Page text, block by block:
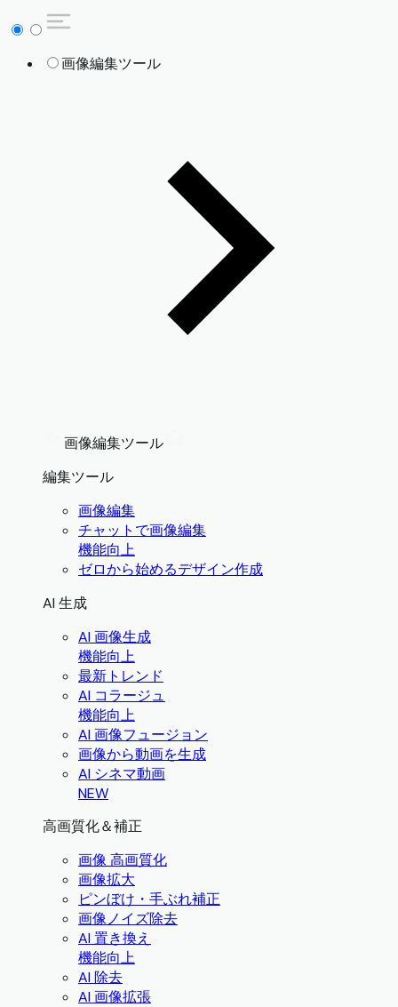
画像編集ツール
画像編集ツール
編集ツール
画像編集
チャットで画像編集
機能向上
ゼロから始めるデザイン作成
AI 生成
AI 画像生成
機能向上
最新トレンド
AI コラージュ
機能向上
AI 画像フュージョン
画像から動画を生成
AI シネマ動画
NEW
高画質化＆補正
画像 高画質化
画像拡大
ピンぼけ・手ぶれ補正
画像ノイズ除去
AI 置き換え
機能向上
AI 除去
AI 画像拡張